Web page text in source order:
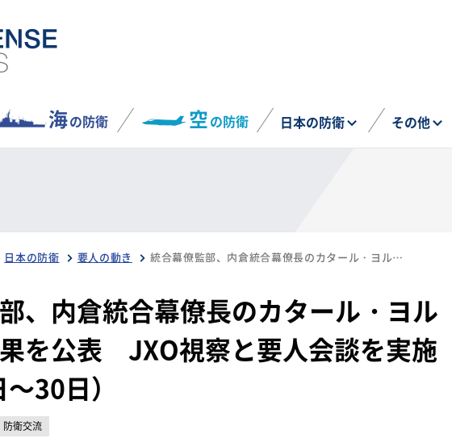
海の防衛 空の防衛 日本の防衛 その他
日本の防衛 要人の動き 統合幕僚監部、内倉統合幕僚長のカタール・ヨルダン訪問成果を公表 JXO視察と要人会談を実施（11月27日～30日）
、内倉統合幕僚長のカタール・ヨル
を公表 JXO視察と要人会談を実施
30日）
防衛交流